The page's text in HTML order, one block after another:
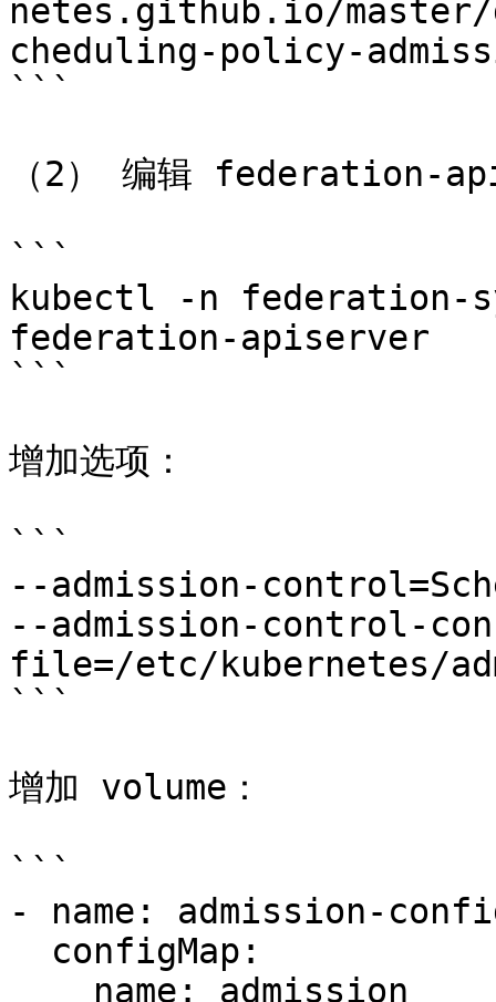
netes.github.io/
cheduling-policy-
```
（2） 编辑 federation-
```
kubectl -n federation-
federation-apiserver
```
增加选项：
```
--admission-
--admission-control-
file=/etc/kubernetes/
```
增加 volume：
```
- name: admission-